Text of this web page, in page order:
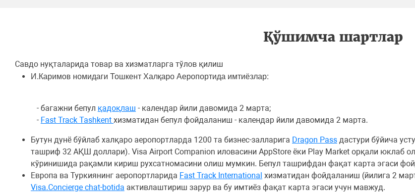
Қўшимча шартлар
Савдо нуқталарида товар ва хизматларга тўлов қилиш
И.Каримов номидаги Тошкент Халқаро Аеропортида имтиёзлар:
- багажни бепул қадоқлаш - календар йили давомида 2 марта;
- Fast Track Tashkent хизматидан бепул фойдаланиш - календар йили давомида 2 марта.
Бутун дунё бўйлаб халқаро аеропортларда 1200 та бизнес-залларига Dragon Pass дастури бўйича
ташриф 32 АҚШ доллари). Visa Airport Companion иловасини AppStore ёки Play Market орқали юклаб
кўринишида рақамли кириш рухсатномасини олиш мумкин. Бепул ташрифдан фақат карта эгаси
Европа ва Туркиянинг аеропортларида Fast Track International хизматидан фойдаланиш (йилига 2
Visa.Concierge chat-botida активлаштириш зарур ва бу имтиёз фақат карта эгаси учун мавжуд.